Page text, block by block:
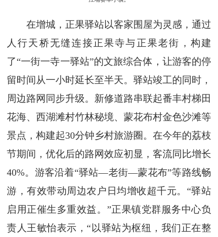
在增城，正果驿站以客家围屋为灵感，通过
人行天桥无缝连接正果寺与正果老街，构建
了“一街一寺一驿站”的文旅综合体，让游客的停
留时间从一小时延长至半天。驿站竣工的同时，
周边路网同步升级。新修道路串联起番丰村梯田
花海、西湖滩村竹林秘境、蒙花布村金色沙滩等
景点，构建起30分钟乡村旅游圈。在今年的荔枝
节期间，优化后的路网效应初显，客流同比增长
40%。游客沿着“驿站—老街—蒙花布”等路线畅
游，有效带动周边农户日均增收超千元。“驿站
启用正催生多重效益。”正果镇党群服务中心负
责人王敏怡表示，“以驿站为枢纽，我们正在整